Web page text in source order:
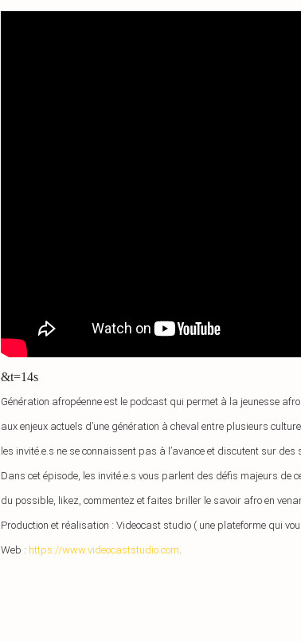
&t=14s
Génération afropéenne est le podcast qui permet à la jeunesse
aux enjeux actuels d’une génération à cheval entre plusieurs
les invité.e.s ne se connaissent pas à l’avance et discutent sur
Dans cet épisode, les invité.e.s vous parlent des défis majeurs de
du possible, likez, commentez et faites briller le savoir afro en
Production et réalisation : Videocast studio ( une plateforme qui
Web : https://www.videocaststudio.com.